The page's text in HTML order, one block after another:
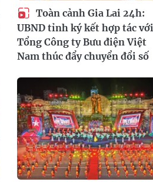
Toàn cảnh Gia Lai 24h:
UBND tỉnh ký kết hợp tác với
Tổng Công ty Bưu điện Việt
Nam thúc đẩy chuyển đổi số